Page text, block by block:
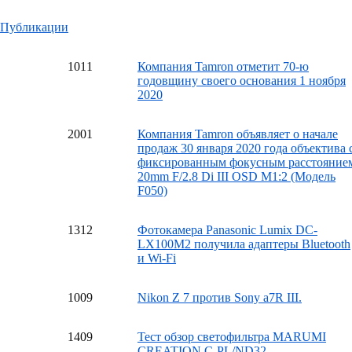
Публикации
1011
Компания Tamron отметит 70-ю
годовщину своего основания 1 ноября
2020
2001
Компания Tamron объявляет о начале
продаж 30 января 2020 года объектива
фиксированным фокусным
20mm F/2.8 Di III OSD M1:2 (Модель
F050)
1312
Фотокамера Panasonic Lumix DC-
LX100M2 получила адаптеры Bluetooth
и Wi-Fi
1009 Nikon Z 7 против Sony a7R III.
1409
Тест обзор светофильтра MARUMI